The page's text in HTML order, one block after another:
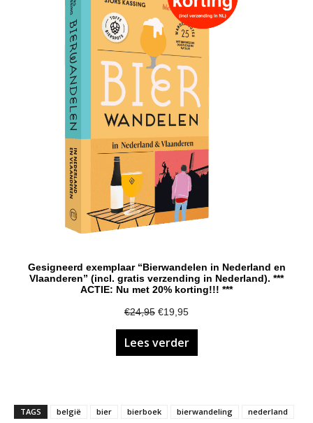
Gesigneerd exemplaar “Bierwandelen in Nederland en
Vlaanderen” (incl. gratis verzending in Nederland). ***
ACTIE: Nu met 20% korting!!! ***
€24,95 Oorspronkelijke
prijs
was:
€19,95Huidige
prijs
is:
Lees verder
TAGS belgië bier bierboek bierwandeling nederland